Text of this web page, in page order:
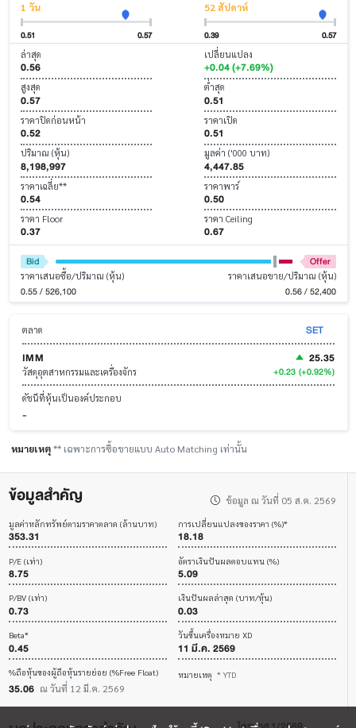
1 วัน
0.51 0.57
52 สัปดาห์
0.39 0.57
ล่าสุด
0.56
เปลี่ยนแปลง
+0.04 (+7.69%)
สูงสุด
0.57
ต่ำสุด
0.51
ราคาปิดก่อนหน้า
0.52
ราคาเปิด
0.51
ปริมาณ (หุ้น)
8,198,997
มูลค่า ('000 บาท)
4,447.85
ราคาเฉลี่ย**
0.54
ราคาพาร์
0.50
ราคา Floor
0.37
ราคา Ceiling
0.67
Bid Offer
ราคาเสนอซื้อ/ปริมาณ (หุ้น)
0.55 / 526,100
ราคาเสนอขาย/ปริมาณ (หุ้น)
0.56 / 52,400
ตลาด
SET
IMM
วัสดุอุตสาหกรรมและเครื่องจักร
25.35
+0.23 (+0.92%)
ดัชนีที่หุ้นเป็นองค์ประกอบ
-
หมายเหตุ** เฉพาะการซื้อขายแบบ Auto Matching เท่านั้น
ข้อมูลสำคัญ ข้อมูล ณ วันที่ 05 ส.ค. 2569
มูลค่าหลักทรัพย์ตามราคาตลาด (ล้านบาท)
353.31
การเปลี่ยนแปลงของราคา (%)*
18.18
P/E (เท่า)
8.75
อัตราเงินปันผลตอบแทน (%)
5.09
P/BV (เท่า)
0.73
เงินปันผลล่าสุด (บาท/หุ้น)
0.03
Beta*
0.45
วันขึ้นเครื่องหมาย XD
11 มี.ค. 2569
%ถือหุ้นของผู้ถือหุ้นรายย่อย (%Free Float)
35.06 ณ วันที่ 12 มี.ค. 2569
หมายเหตุ * YTD